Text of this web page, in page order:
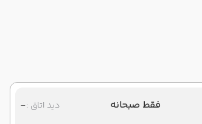
فقط صبحانه
دید اتاق :-